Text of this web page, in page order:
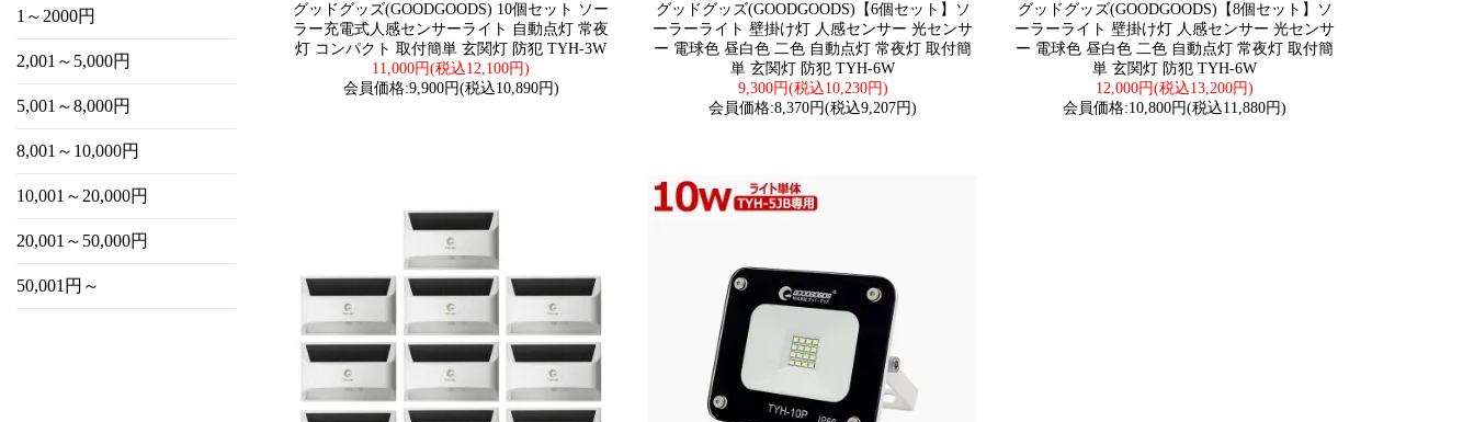
1～2000円
2,001～5,000円
5,001～8,000円
8,001～10,000円
10,001～20,000円
20,001～50,000円
50,001円～
グッドグッズ(GOODGOODS) 10個セット ソー
ラー充電式人感センサーライト 自動点灯 常夜
灯 コンパクト 取付簡単 玄関灯 防犯 TYH-3W
11,000円(税込12,100円)
会員価格:9,900円(税込10,890円)
グッドグッズ(GOODGOODS)【6個セット】ソ
ーラーライト 壁掛け灯 人感センサー 光センサ
ー 電球色 昼白色 二色 自動点灯 常夜灯 取付簡
単 玄関灯 防犯 TYH-6W
9,300円(税込10,230円)
会員価格:8,370円(税込9,207円)
グッドグッズ(GOODGOODS)【8個セット】ソ
ーラーライト 壁掛け灯 人感センサー 光センサ
ー 電球色 昼白色 二色 自動点灯 常夜灯 取付簡
単 玄関灯 防犯 TYH-6W
12,000円(税込13,200円)
会員価格:10,800円(税込11,880円)